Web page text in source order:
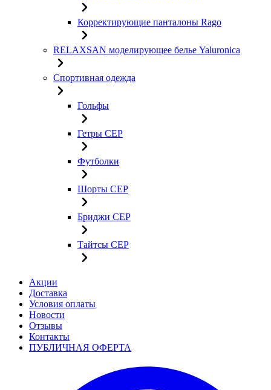
Корректирующие панталоны Rago
RELAXSAN моделирующее белье Yaluroniсa
Спортивная одежда
Гольфы
Гетры CEP
Футболки
Шорты CEP
Бриджи CEP
Тайтсы CEP
Акции
Доставка
Условия оплаты
Новости
Отзывы
Контакты
ПУБЛИЧНАЯ ОФЕРТА